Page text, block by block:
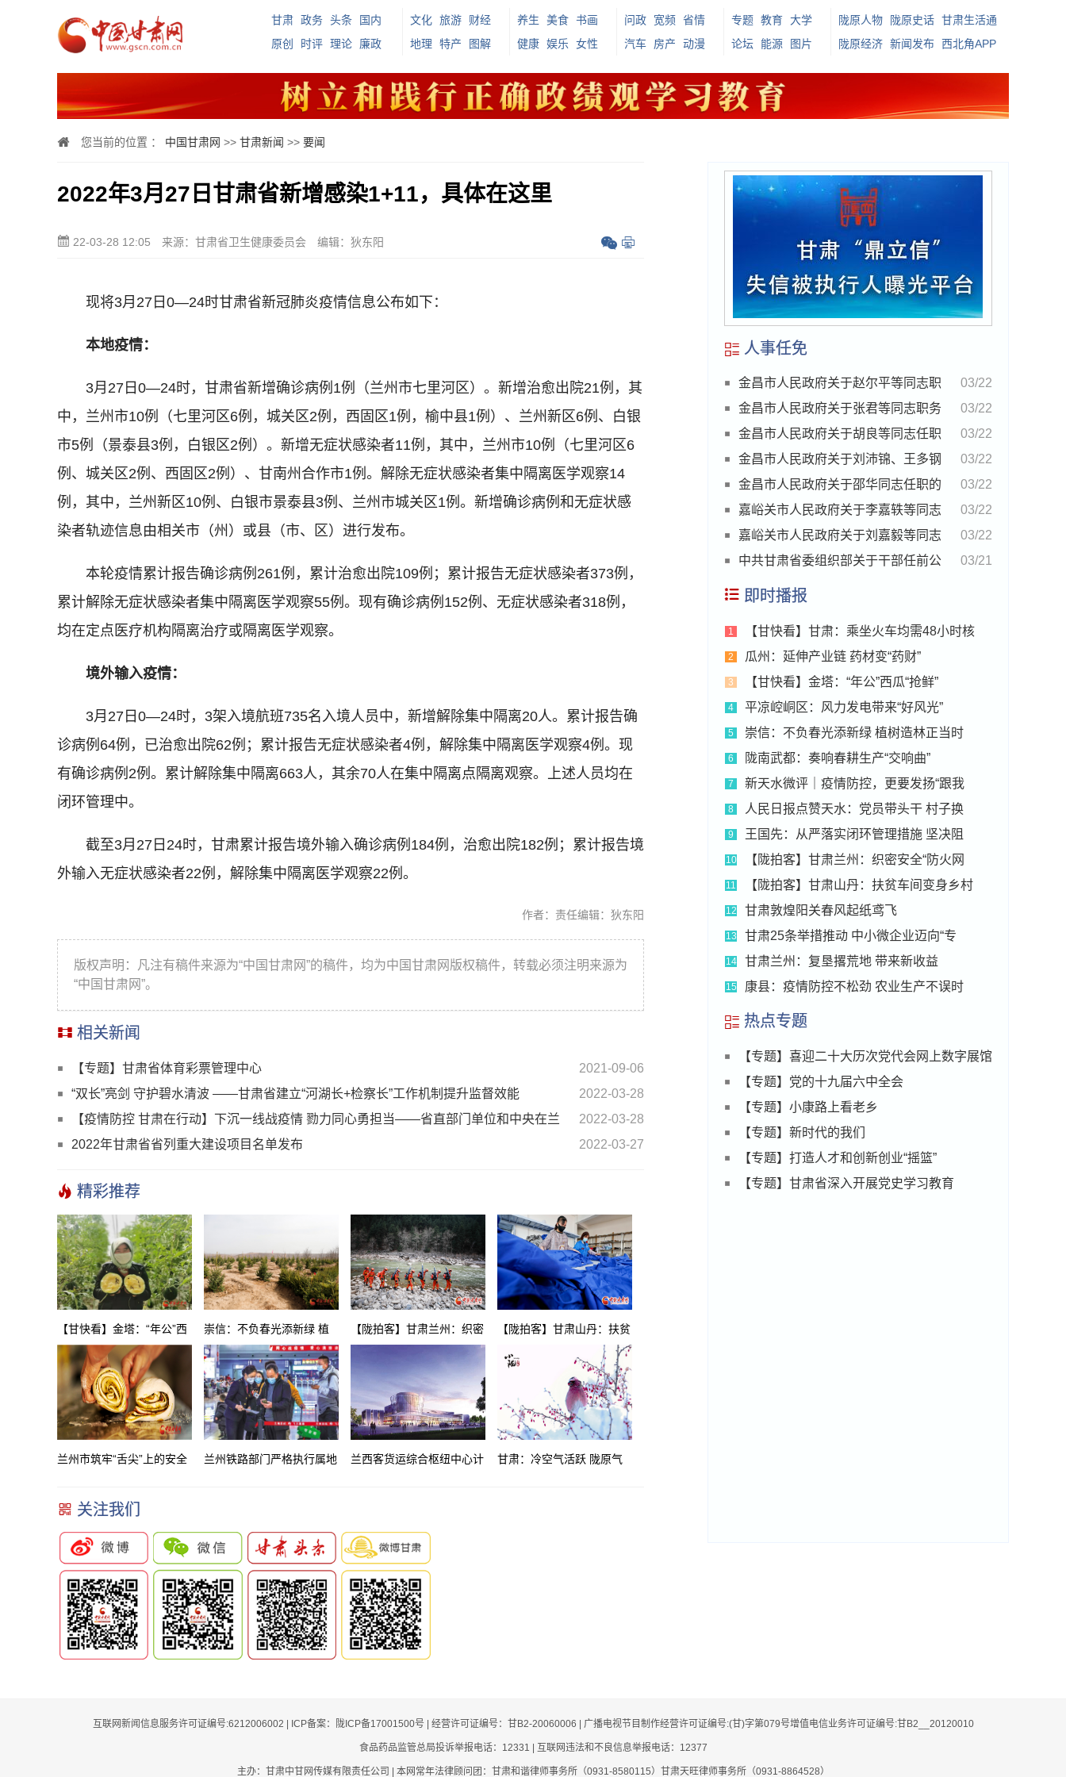
甘肃 政务 头条
国内
原创
时评 理论 廉政
文化 旅游
财经
地理
特产 图解
养生 美食 书画
健康 娱乐 女性
问政 宽频 省情
汽车
房产 动漫
专题 教育 大学
论坛
能源 图片
陇原人物 陇原史话 甘肃生活通
陇原经济 新闻发布 西北角APP
您当前的位置 ： 中国甘肃网 >> 甘肃新闻 >> 要闻
2022年3月27日甘肃省新增感染1+11，具体在这里
22-03-28 12:05 来源：甘肃省卫生健康委员会 编辑：狄东阳
现将3月27日0—24时甘肃省新冠肺炎疫情信息公布如下：
本地疫情：
3月27日0—24时，甘肃省新增确诊病例1例（兰州市七里河区）。新增治愈出院21例，其
中，兰州市10例（七里河区6例，城关区2例，西固区1例，榆中县1例）、兰州新区6例、白银
市5例（景泰县3例，白银区2例）。新增无症状感染者11例，其中，兰州市10例（七里河区6
例、城关区2例、西固区2例）、甘南州合作市1例。解除无症状感染者集中隔离医学观察14
例，其中，兰州新区10例、白银市景泰县3例、兰州市城关区1例。新增确诊病例和无症状感
染者轨迹信息由相关市（州）或县（市、区）进行发布。
本轮疫情累计报告确诊病例261例，累计治愈出院109例；累计报告无症状感染者373例，
累计解除无症状感染者集中隔离医学观察55例。现有确诊病例152例、无症状感染者318例，
均在定点医疗机构隔离治疗或隔离医学观察。
境外输入疫情：
3月27日0—24时，3架入境航班735名入境人员中，新增解除集中隔离20人。累计报告确
诊病例64例，已治愈出院62例；累计报告无症状感染者4例，解除集中隔离医学观察4例。现
有确诊病例2例。累计解除集中隔离663人，其余70人在集中隔离点隔离观察。上述人员均在
闭环管理中。
截至3月27日24时，甘肃累计报告境外输入确诊病例184例，治愈出院182例；累计报告境
外输入无症状感染者22例，解除集中隔离医学观察22例。
责任编辑：狄东阳
作者：
版权声明：凡注有稿件来源为“中国甘肃网”的稿件，均为中国甘肃网版权稿件，转载必须注明来源为
“中国甘肃网”。
相关新闻
2021-09-06
【专题】甘肃省体育彩票管理中心
2022-03-28
“双长”亮剑 守护碧水清波 ——甘肃省建立“河湖长+检察长”工作机制提升监督效能
2022-03-28
【疫情防控 甘肃在行动】下沉一线战疫情 勠力同心勇担当——省直部门单位和中央在兰
企业党员下沉一线共抗疫情
2022-03-27
2022年甘肃省省列重大建设项目名单发布
精彩推荐
【甘快看】金塔：“年公”西
瓜“抢鲜”上市
崇信：不负春光添新绿 植
树造林正当时
【陇拍客】甘肃兰州：织密
安全“防火网” 筑牢森林“防
火墙”
【陇拍客】甘肃山丹：扶贫
车间变身乡村妇女致富工厂
兰州市筑牢“舌尖”上的安全 兰州铁路部门严格执行属地 兰西客货运综合枢纽中心计 甘肃：冷空气活跃 陇原气
关注我们
人事任免
03/22
金昌市人民政府关于赵尔平等同志职
务任免的通知
03/22
金昌市人民政府关于张君等同志职务
任免的通知
03/22
金昌市人民政府关于胡良等同志任职
的通知
03/22
金昌市人民政府关于刘沛锦、王多钢
同志免职退休的通知
03/22
金昌市人民政府关于邵华同志任职的
通知
03/22
嘉峪关市人民政府关于李嘉轶等同志
职务任免的通知
03/22
嘉峪关市人民政府关于刘嘉毅等同志
任职的通知
03/21
中共甘肃省委组织部关于干部任前公
示的公告
即时播报
1 【甘快看】甘肃：乘坐火车均需48小时核
2 瓜州：延伸产业链 药材变“药财”
3 【甘快看】金塔：“年公”西瓜“抢鲜”
4 平凉崆峒区：风力发电带来“好风光”
5 崇信：不负春光添新绿 植树造林正当时
6 陇南武都：奏响春耕生产“交响曲”
7 新天水微评｜疫情防控，更要发扬“跟我
8 人民日报点赞天水：党员带头干 村子换
9 王国先：从严落实闭环管理措施 坚决阻
10 【陇拍客】甘肃兰州：织密安全“防火网
11 【陇拍客】甘肃山丹：扶贫车间变身乡村
12 甘肃敦煌阳关春风起纸鸢飞
13 甘肃25条举措推动 中小微企业迈向“专
14 甘肃兰州：复垦撂荒地 带来新收益
15 康县：疫情防控不松劲 农业生产不误时
热点专题
【专题】喜迎二十大历次党代会网上数字展馆
【专题】党的十九届六中全会
【专题】小康路上看老乡
【专题】新时代的我们
【专题】打造人才和创新创业“摇篮”
【专题】甘肃省深入开展党史学习教育
互联网新闻信息服务许可证编号:6212006002 | ICP备案：陇ICP备17001500号 | 经营许可证编号：甘B2-20060006 | 广播电视节目制作经营许可证编号:(甘)字第079号增值电信业务许可证编号:甘B2__20120010
食品药品监管总局投诉举报电话：12331 | 互联网违法和不良信息举报电话：12377
主办：甘肃中甘网传媒有限责任公司 | 本网常年法律顾问团：甘肃和谐律师事务所（0931-8580115）甘肃天旺律师事务所（0931-8864528）